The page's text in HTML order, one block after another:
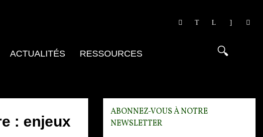
ACTUALITÉS
RESSOURCES
: enjeux
ABONNEZ-VOUS À NOTRE
NEWSLETTER